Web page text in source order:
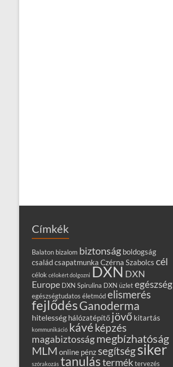
Címkék
Balaton bizalom biztonság boldogság
családcsapatmunka Czérna Szabolcs cél
célok célokért dolgozni DXN DXN
Europe DXN Spirulina DXN üzletegészség
egészségtudatos életmódelismerés
fejlődésGanoderma
hitelesség hálózatépítő jövő kitartás
kommunikáció kávé képzés
magabiztosságmegbízhatóság
MLM online pénz segítségsiker
szórakozás tanulásterméktervezés